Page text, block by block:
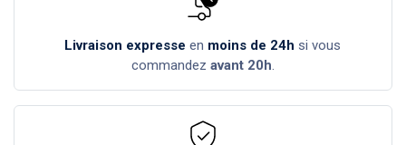
Livraison expresse en moins de 24h si vous
commandez avant 20h.